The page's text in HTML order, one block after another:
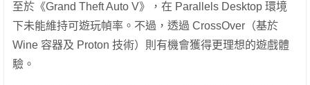
至於《Grand Theft Auto V》，在 Parallels Desktop 環境
下未能維持可遊玩幀率。不過，透過 CrossOver（基於
Wine 容器及 Proton 技術）則有機會獲得更理想的遊戲體
驗。